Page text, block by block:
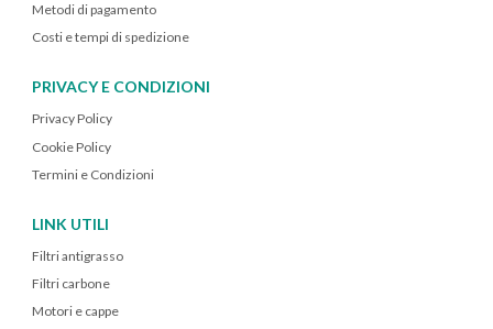
Metodi di pagamento
Costi e tempi di spedizione
PRIVACY E CONDIZIONI
Privacy Policy
Cookie Policy
Termini e Condizioni
LINK UTILI
Filtri antigrasso
Filtri carbone
Motori e cappe